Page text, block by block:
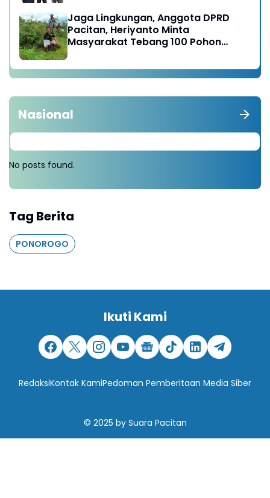
Jaga Lingkungan, Anggota DPRD
Pacitan, Heriyanto Minta
Masyarakat Tebang 100 Pohon
Nasional
No posts found.
Tag Berita
PONOROGO
Ikuti Kami
RedaksiKontak KamiPedoman Pemberitaan Media Siber
© 2025 by Suara Pacitan